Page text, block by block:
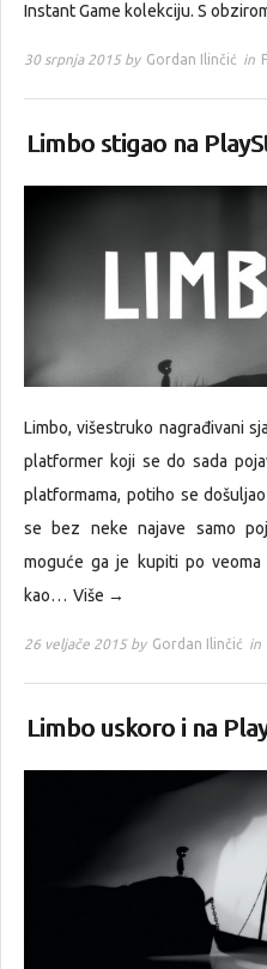
Instant Game kolekciju. S
30 srpnja 2015 by Gordan Ilinčić in
Limbo stigao na
Limbo, višestruko nagrađivani
platformer koji se do sada
platformama, potiho se
se bez neke najave samo
moguće ga je kupiti po
kao… Više →
26 veljače 2015 by Gordan Ilinčić in
Limbo uskoro i na